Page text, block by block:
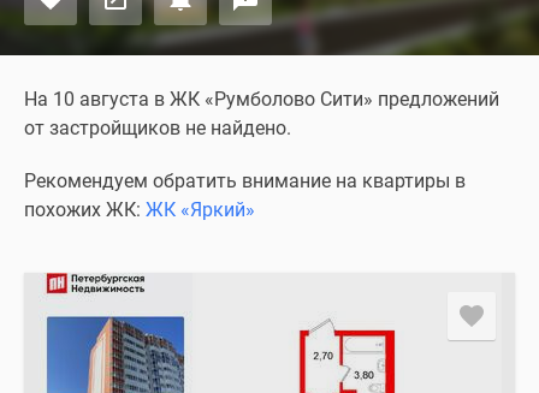
На 10 августа в ЖК «Румболово Сити» предложений
от застройщиков не найдено.
Рекомендуем обратить внимание на квартиры в
похожих ЖК: ЖК «Яркий»